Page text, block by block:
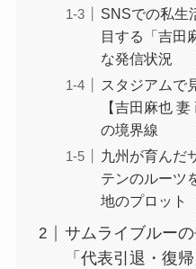
SNSでの私生
目する「吉田
な発信状況
スタジアムで
【吉田麻也
の境界線
九州が育んだ
テンのルーツ
地のプロット
サムライブルー
「代表引退・復